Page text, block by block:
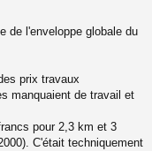
de l'enveloppe globale du
prix travaux
manquaient de travail et
pour 2,3 km et 3
C'était techniquement